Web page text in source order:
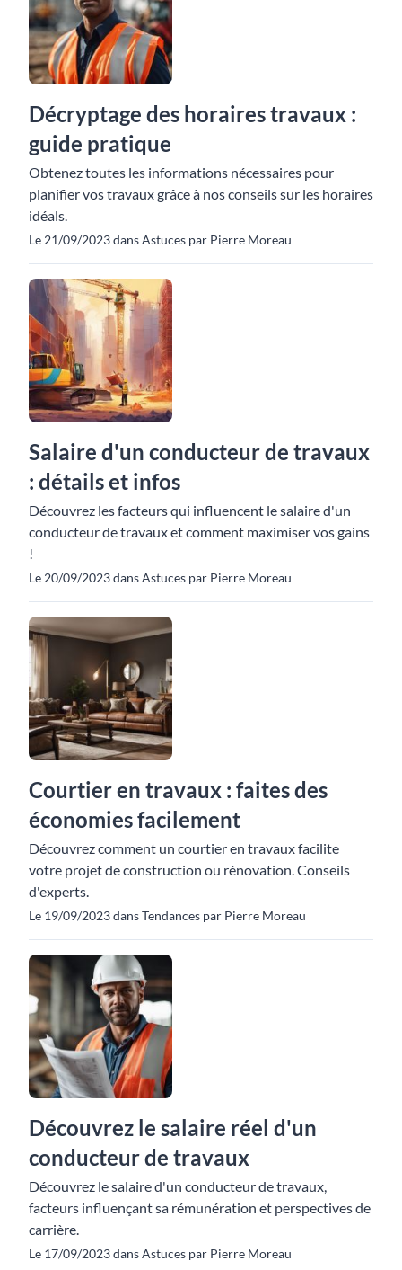
Décryptage des horaires travaux :
guide pratique
Obtenez toutes les informations nécessaires pour
planifier vos travaux grâce à nos conseils sur les horaires
idéals.
Le 21/09/2023 dans Astuces par Pierre Moreau
Salaire d'un conducteur de travaux
: détails et infos
Découvrez les facteurs qui influencent le salaire d'un
conducteur de travaux et comment maximiser vos gains
!
Le 20/09/2023 dans Astuces par Pierre Moreau
Courtier en travaux : faites des
économies facilement
Découvrez comment un courtier en travaux facilite
votre projet de construction ou rénovation. Conseils
d'experts.
Le 19/09/2023 dans Tendances par Pierre Moreau
Découvrez le salaire réel d'un
conducteur de travaux
Découvrez le salaire d'un conducteur de travaux,
facteurs influençant sa rémunération et perspectives de
carrière.
Le 17/09/2023 dans Astuces par Pierre Moreau